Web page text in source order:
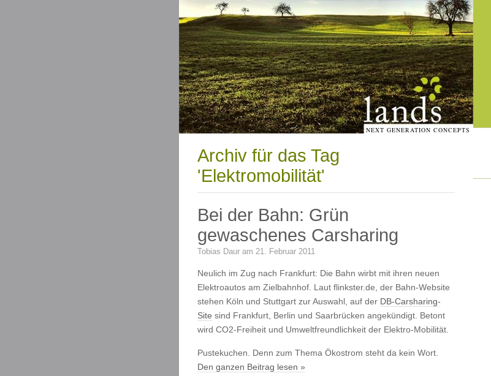
NEXT GENERATION CONCEPTS
Archiv für das Tag
'Elektromobilität'
Bei der Bahn: Grün
gewaschenes Carsharing
Tobias Daur am 21. Februar 2011
Neulich im Zug nach Frankfurt: Die Bahn wirbt mit ihren neuen
Elektroautos am Zielbahnhof. Laut flinkster.de, der Bahn-Website
stehen Köln und Stuttgart zur Auswahl, auf der DB-Carsharing-
Site sind Frankfurt, Berlin und Saarbrücken angekündigt. Betont
wird CO2-Freiheit und Umweltfreundlichkeit der Elektro-Mobilität.
Pustekuchen. Denn zum Thema Ökostrom steht da kein Wort.
Den ganzen Beitrag lesen »